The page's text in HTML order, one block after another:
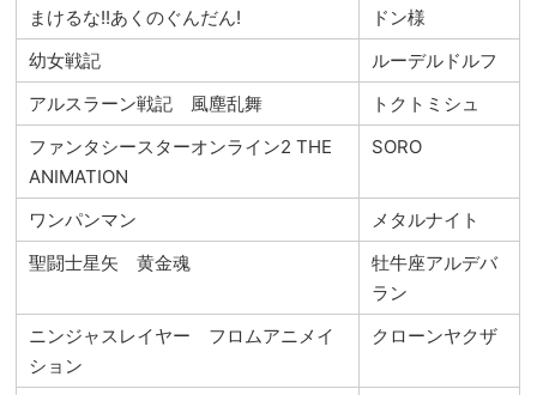
まけるな!!あくのぐんだん!
ドン様
幼女戦記
ルーデルドルフ
アルスラーン戦記 風塵乱舞
トクトミシュ
ファンタシースターオンライン2 THE
ANIMATION
SORO
ワンパンマン
メタルナイト
聖闘士星矢 黄金魂
牡牛座アルデバ
ラン
ニンジャスレイヤー フロムアニメイ
ション
クローンヤクザ